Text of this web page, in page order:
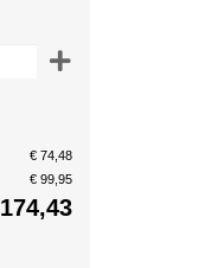
€ 74,48
€ 99,95
174,43